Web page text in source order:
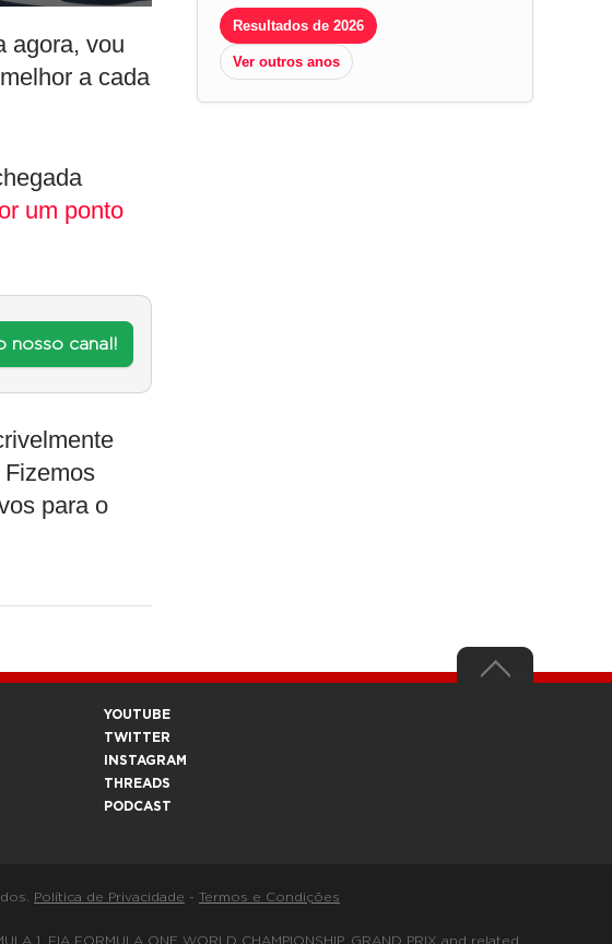
agora, vou
a cada
um ponto
nosso canal!
para o
Resultados de 2026
Ver outros anos
YOUTUBE
TWITTER
INSTAGRAM
THREADS
PODCAST
Política de Privacidade - Termos e Condições
1, FIA FORMULA ONE WORLD CHAMPIONSHIP, GRAND PRIX and related